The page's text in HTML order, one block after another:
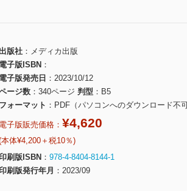
版社
メディカ出版
電子版ISBN
電子版発売日
2023/10/12
ージ数
340ページ 判型
B5
フォーマット
PDF（パソコンへのダウンロード不可
電子版販売価格： ¥4,620
本体¥4,200＋税10％)
印刷版ISBN
978-4-8404-8144-1
印刷版発行年月
2023/09